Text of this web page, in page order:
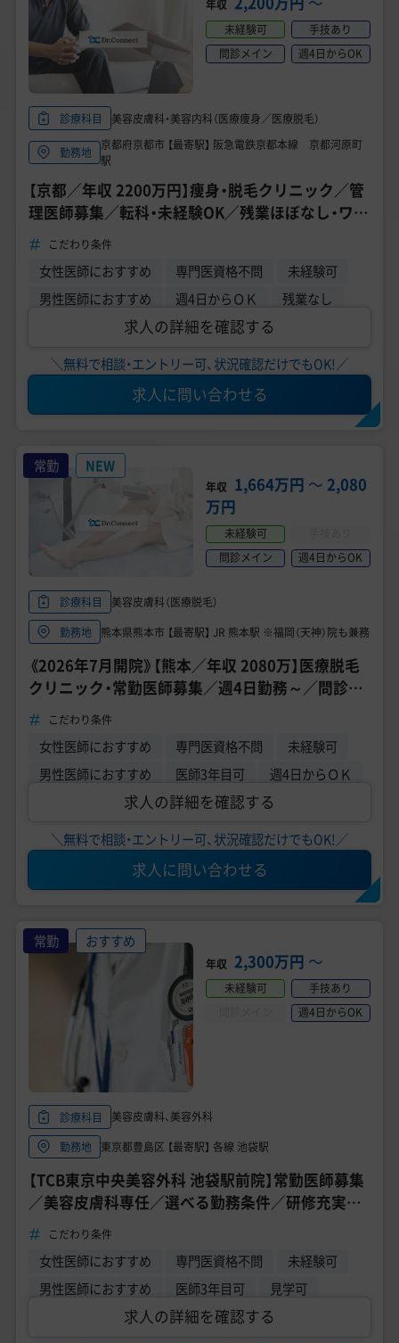
年収
未経験可
手技あり
問診メイン
週4日からOK
診療科目 美容皮膚科・美容内科（医療痩身／医療脱毛）
勤務地
京都府京都市 【最寄駅】 阪急電鉄京都本線 京都河原町
駅
【京都／年収 2200万円】痩身・脱毛クリニック／管
理医師募集／転科・未経験OK／残業ほぼなし・ワー
クライフバランス◎
こだわり条件
女性医師におすすめ 専門医資格不問
未経験可
男性医師におすすめ
週4日からＯＫ 残業なし
求人の詳細を確認する
＼無料で相談・エントリー可、状況確認だけでもOK!／
求人に問い合わせる
常勤 NEW
年収 1,664万円 〜 2,080
万円
未経験可
問診メイン
週4日からOK
診療科目
美容皮膚科（医療脱毛）
勤務地
熊本県熊本市 【最寄駅】 JR 熊本駅 ※福岡（天神）院も兼務
《2026年7月開院》【熊本／年収 2080万】医療脱毛
クリニック・常勤医師募集／週4日勤務～／問診業
務メイン／未経験OK！
こだわり条件
女性医師におすすめ 専門医資格不問
未経験可
男性医師におすすめ
医師3年目可 週4日からＯＫ
求人の詳細を確認する
＼無料で相談・エントリー可、状況確認だけでもOK!／
求人に問い合わせる
常勤 おすすめ
年収 2,300万円 〜
未経験可
手技あり
週4日からOK
診療科目
美容皮膚科、美容外科
勤務地
東京都豊島区 【最寄駅】 各線 池袋駅
【TCB東京中央美容外科 池袋駅前院】常勤医師募集
／美容皮膚科専任／選べる勤務条件／研修充実／
美容未経験医師に人気◎
こだわり条件
女性医師におすすめ 専門医資格不問
未経験可
男性医師におすすめ
医師3年目可 見学可
求人の詳細を確認する